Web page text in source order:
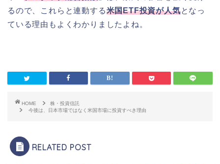
るので、これらと連動する米国ETF投資が人気となっ
ている理由もよくわかりましたよね。
HOME
株・投資信託
今後は、日本市場ではなく米国市場に投資すべき理由
RELATED POST